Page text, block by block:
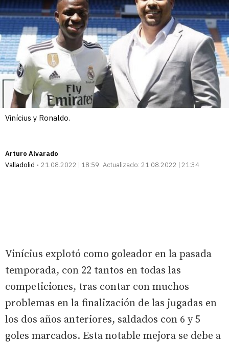
Vinícius y Ronaldo.
Arturo Alvarado
Valladolid
21.08.2022 | 18:59 Actualizado: 21.08.2022 | 21:34
Vinícius explotó como goleador en la pasada
temporada, con 22 tantos en todas las
competiciones, tras contar con muchos
problemas en la finalización de las jugadas en
los dos años anteriores, saldados con 6 y 5
goles marcados. Esta notable mejora se debe a